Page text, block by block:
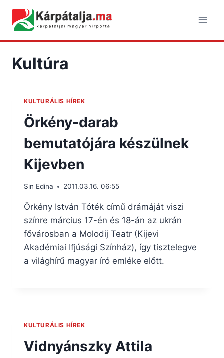
content
Kultúra
KULTURÁLIS HÍREK
Örkény-darab
bemutatójára készülnek
Kijevben
Sin Edina 2011.03.16. 06:55
Örkény István Tóték című drámáját viszi
színre március 17-én és 18-án az ukrán
fővárosban a Molodij Teatr (Kijevi
Akadémiai Ifjúsági Színház), így tisztelegve
a világhírű magyar író emléke előtt.
KULTURÁLIS HÍREK
Vidnyánszky Attila